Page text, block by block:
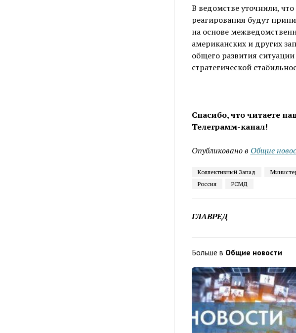
В ведомстве уточнили,
реагирования будут
на основе
американских и других
общего развития
стратегической
Спасибо, что читаете
Телеграмм-канал!
Опубликовано в Общие
Коллективный Запад
Россия
РСМД
ГЛАВРЕД
Больше в Общие новости